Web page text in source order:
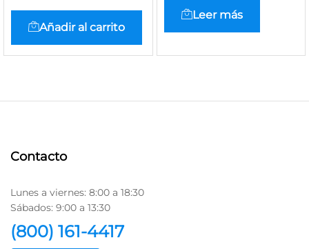
Añadir al carrito
Leer más
Contacto
Lunes a viernes: 8:00 a 18:30
Sábados: 9:00 a 13:30
(800) 161-4417